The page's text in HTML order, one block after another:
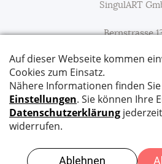
JETZT BUCHEN
SingulART
Bernstrasse
3627
Tel: 079 652
Email:
SingulART © 2026. All Rights